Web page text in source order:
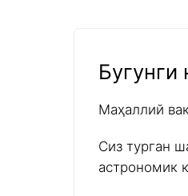
Бугунги
Маҳаллий
Сиз турган
астрономик